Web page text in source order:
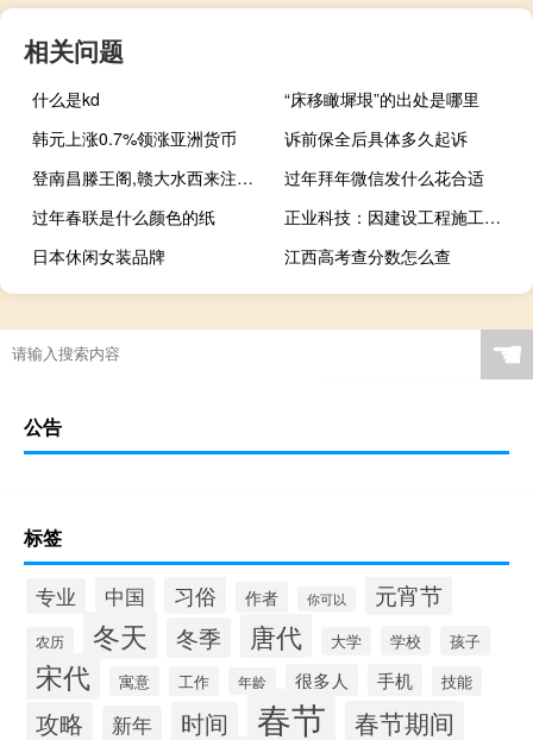
相关问题
什么是kd
“床移瞰墀垠”的出处是哪里
韩元上涨0.7%领涨亚洲货币
诉前保全后具体多久起诉
登南昌滕王阁,赣大水西来注北翻译
过年拜年微信发什么花合适
过年春联是什么颜色的纸
正业科技：因建设工程施工合同纠纷遭起诉涉案额约1.49亿元
日本休闲女装品牌
江西高考查分数怎么查
☚
公告
标签
专业 中国 习俗 作者 你可以 元宵节
农历 冬天 冬季 唐代 大学 学校 孩子
宋代 寓意 工作 年龄 很多人 手机 技能
攻略 新年 时间 春节 春节期间